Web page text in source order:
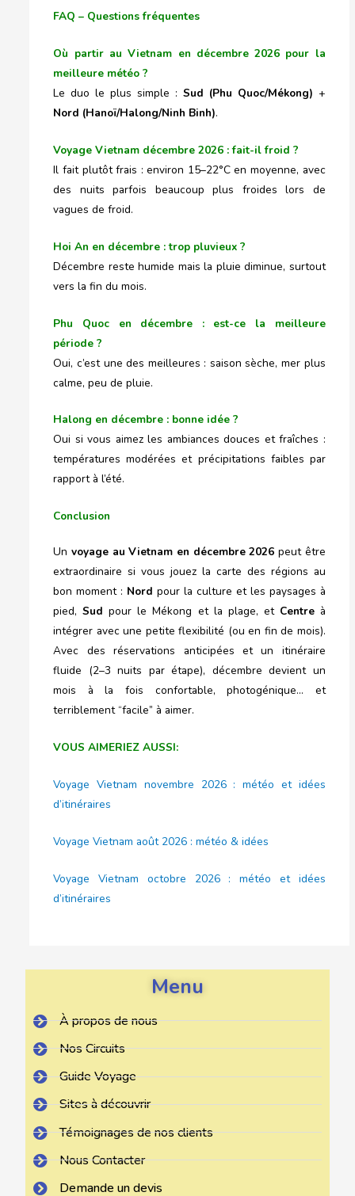
FAQ – Questions fréquentes
Où partir au Vietnam en décembre 2026 pour la
meilleure météo ?
Le duo le plus simple : Sud (Phu Quoc/Mékong) +
Nord (Hanoï/Halong/Ninh Binh).
Voyage Vietnam décembre 2026 : fait-il froid ?
Il fait plutôt frais : environ 15–22°C en moyenne, avec
des nuits parfois beaucoup plus froides lors de
vagues de froid.
Hoi An en décembre : trop pluvieux ?
Décembre reste humide mais la pluie diminue, surtout
vers la fin du mois.
Phu Quoc en décembre : est-ce la meilleure
période ?
Oui, c’est une des meilleures : saison sèche, mer plus
calme, peu de pluie.
Halong en décembre : bonne idée ?
Oui si vous aimez les ambiances douces et fraîches :
températures modérées et précipitations faibles par
rapport à l’été.
Conclusion
Unvoyage au Vietnam en décembre 2026 peut être
extraordinaire si vous jouez la carte des régions au
bon moment : Nord pour la culture et les paysages à
pied,Sud pour le Mékong et la plage, et Centreà
intégrer avec une petite flexibilité (ou en fin de mois).
Avec des réservations anticipées et un itinéraire
fluide (2–3 nuits par étape), décembre devient un
mois à la fois confortable, photogénique… et
terriblement “facile” à aimer.
VOUS AIMERIEZ AUSSI:
Voyage Vietnam novembre 2026 : météo et idées
d’itinéraires
Voyage Vietnam août 2026 : météo & idées
Voyage Vietnam octobre 2026 : météo et idées
d’itinéraires
Menu
À propos de nous
Nos Circuits
Guide Voyage
Sites à découvrir
Témoignages de nos clients
Nous Contacter
Demande un devis